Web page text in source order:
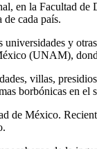
en la Facultad
cada país.
y
(UNAM),
villas,
borbónicas en el
de México.